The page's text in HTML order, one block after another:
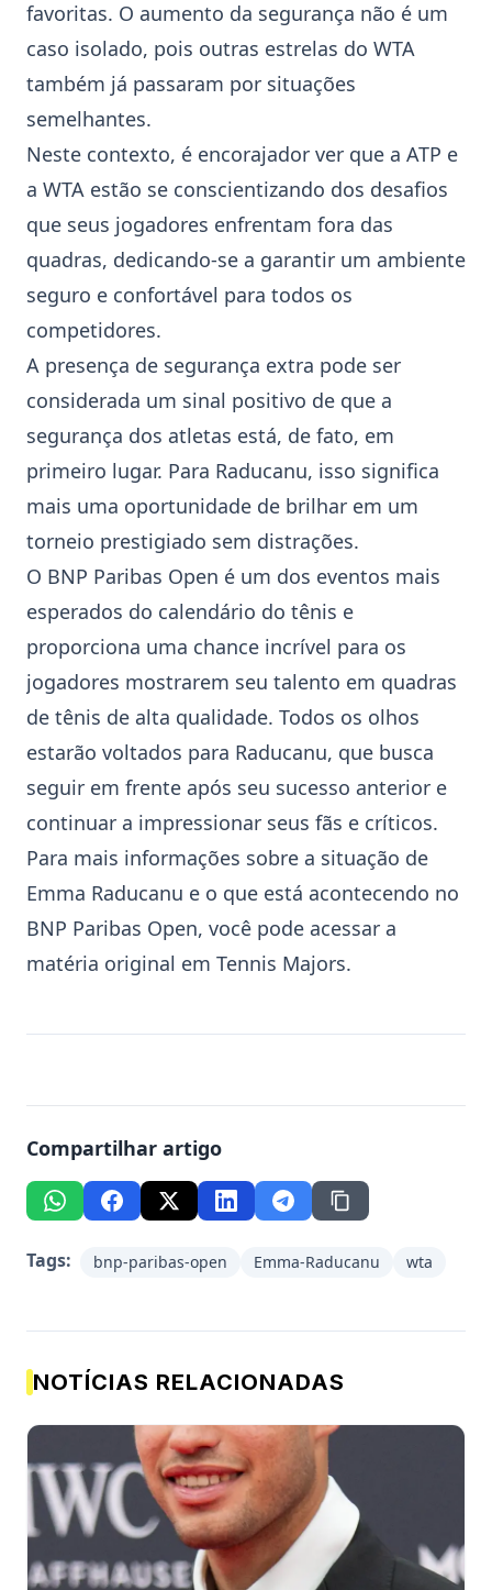
favoritas. O aumento da segurança não é um
caso isolado, pois outras estrelas do WTA
também já passaram por situações
semelhantes.
Neste contexto, é encorajador ver que a ATP e
a WTA estão se conscientizando dos desafios
que seus jogadores enfrentam fora das
quadras, dedicando-se a garantir um ambiente
seguro e confortável para todos os
competidores.
A presença de segurança extra pode ser
considerada um sinal positivo de que a
segurança dos atletas está, de fato, em
primeiro lugar. Para Raducanu, isso significa
mais uma oportunidade de brilhar em um
torneio prestigiado sem distrações.
O BNP Paribas Open é um dos eventos mais
esperados do calendário do tênis e
proporciona uma chance incrível para os
jogadores mostrarem seu talento em quadras
de tênis de alta qualidade. Todos os olhos
estarão voltados para Raducanu, que busca
seguir em frente após seu sucesso anterior e
continuar a impressionar seus fãs e críticos.
Para mais informações sobre a situação de
Emma Raducanu e o que está acontecendo no
BNP Paribas Open, você pode acessar a
matéria original em Tennis Majors.
Compartilhar artigo
Tags: bnp-paribas-open Emma-Raducanu wta
NOTÍCIAS RELACIONADAS